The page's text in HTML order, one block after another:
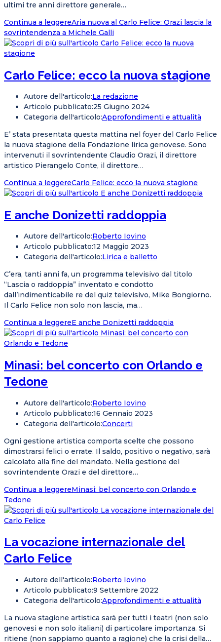
ultimi tre anni direttore generale…
Continua a leggereAria nuova al Carlo Felice: Orazi lascia la
sovrintendenza a Michele Galli
Carlo Felice: ecco la nuova stagione
Autore dell'articolo:La redazione
Articolo pubblicato:25 Giugno 2024
Categoria dell'articolo:Approfondimenti e attualità
E’ stata presentata questa mattina nel foyer del Carlo Felice
la nuova stagione della Fondazione lirica genovese. Sono
intervenuti il sovrintendente Claudio Orazi, il direttore
artistico Pierangelo Conte, il direttore…
Continua a leggereCarlo Felice: ecco la nuova stagione
E anche Donizetti raddoppia
Autore dell'articolo:Roberto Iovino
Articolo pubblicato:12 Maggio 2023
Categoria dell'articolo:Lirica e balletto
C’era, tanti anni fa, un programma televisivo dal titolo
“Lascia o raddoppia” inventato e condotto
dall’indimenticabile re del quiz televisivo, Mike Bongiorno.
Il Carlo Felice non solo non lascia, ma…
Continua a leggereE anche Donizetti raddoppia
Minasi: bel concerto con Orlando e
Tedone
Autore dell'articolo:Roberto Iovino
Articolo pubblicato:16 Gennaio 2023
Categoria dell'articolo:Concerti
Ogni gestione artistica comporta scelte che possono
dimostrarsi felici o errate. Il saldo, positivo o negativo, sarà
calcolato alla fine del mandato. Nella gestione del
sovrintendente Orazi e del direttore…
Continua a leggereMinasi: bel concerto con Orlando e
Tedone
La vocazione internazionale del
Carlo Felice
Autore dell'articolo:Roberto Iovino
Articolo pubblicato:9 Settembre 2022
Categoria dell'articolo:Approfondimenti e attualità
La nuova stagione artistica sarà per tutti i teatri (non solo
genovesi e non solo italiani) di particolare importanza. Si
ritiene (non sappiamo quanto a ragione) che la crisi della…